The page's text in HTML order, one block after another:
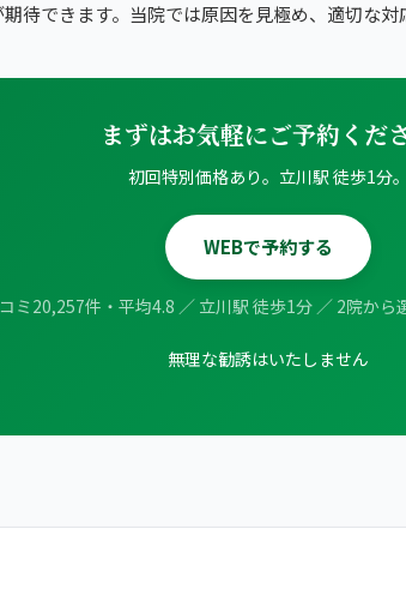
待できます。当院では原因を見極め、適切な対
まずはお気軽にご予約くだ
初回特別価格あり。立川駅 徒歩1分。
WEBで予約する
ミ20,257件・平均4.8 ／ 立川駅 徒歩1分 ／ 2院から
無理な勧誘はいたしません